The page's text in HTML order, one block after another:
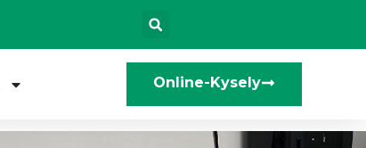
Online-Kysely